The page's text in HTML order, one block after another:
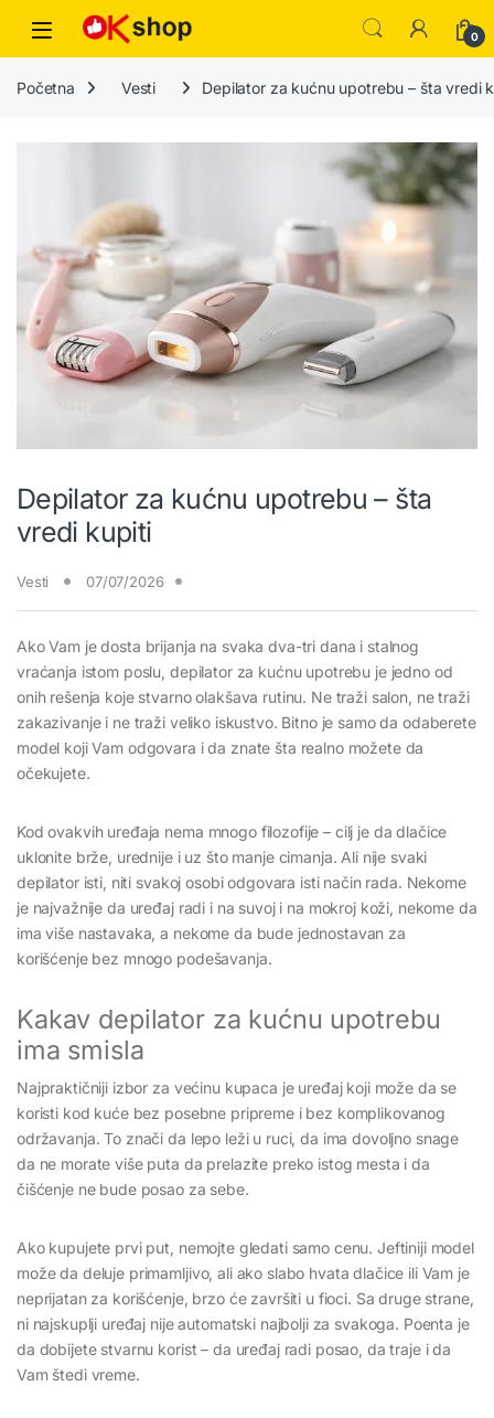
0
Početna Vesti Depilator za kućnu upotrebu – šta vredi
Depilator za kućnu upotrebu – šta
vredi kupiti
Vesti 07/07/2026
Ako Vam je dosta brijanja na svaka dva-tri dana i stalnog
vraćanja istom poslu, depilator za kućnu upotrebu je jedno od
onih rešenja koje stvarno olakšava rutinu. Ne traži salon, ne traži
zakazivanje i ne traži veliko iskustvo. Bitno je samo da odaberete
model koji Vam odgovara i da znate šta realno možete da
očekujete.
Kod ovakvih uređaja nema mnogo filozofije – cilj je da dlačice
uklonite brže, urednije i uz što manje cimanja. Ali nije svaki
depilator isti, niti svakoj osobi odgovara isti način rada. Nekome
je najvažnije da uređaj radi i na suvoj i na mokroj koži, nekome da
ima više nastavaka, a nekome da bude jednostavan za
korišćenje bez mnogo podešavanja.
Kakav depilator za kućnu upotrebu
ima smisla
Najpraktičniji izbor za većinu kupaca je uređaj koji može da se
koristi kod kuće bez posebne pripreme i bez komplikovanog
održavanja. To znači da lepo leži u ruci, da ima dovoljno snage
da ne morate više puta da prelazite preko istog mesta i da
čišćenje ne bude posao za sebe.
Ako kupujete prvi put, nemojte gledati samo cenu. Jeftiniji model
može da deluje primamljivo, ali ako slabo hvata dlačice ili Vam je
neprijatan za korišćenje, brzo će završiti u fioci. Sa druge strane,
ni najskuplji uređaj nije automatski najbolji za svakoga. Poenta je
da dobijete stvarnu korist – da uređaj radi posao, da traje i da
Vam štedi vreme.